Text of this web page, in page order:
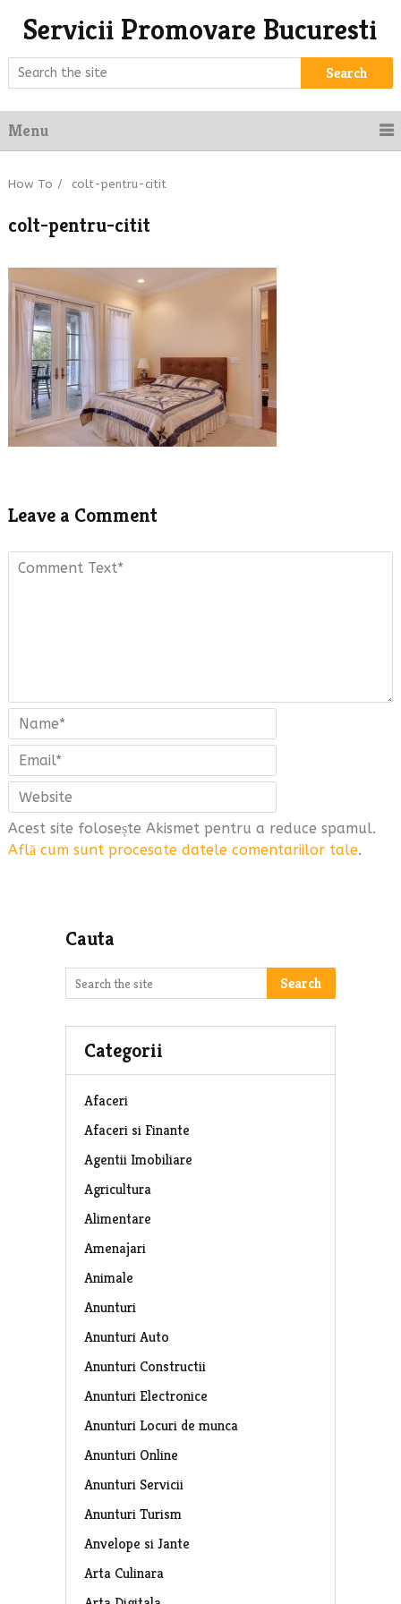
Servicii Promovare Bucuresti
Search
Menu
How To / colt-pentru-citit
colt-pentru-citit
Leave a Comment
Acest site folosește Akismet pentru a reduce spamul.
Află cum sunt procesate datele comentariilor tale.
Cauta
Search
Categorii
Afaceri
Afaceri si Finante
Agentii Imobiliare
Agricultura
Alimentare
Amenajari
Animale
Anunturi
Anunturi Auto
Anunturi Constructii
Anunturi Electronice
Anunturi Locuri de munca
Anunturi Online
Anunturi Servicii
Anunturi Turism
Anvelope si Jante
Arta Culinara